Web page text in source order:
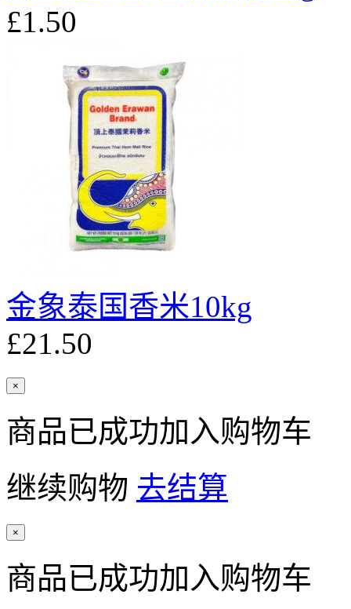
£1.50
金象泰国香米10kg
£21.50
×
商品已成功加入购物车
继续购物 去结算
×
商品已成功加入购物车